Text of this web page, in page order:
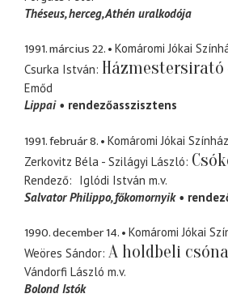
Théseus herceg, Athén uralkodója
1991. március 22.
Komáromi Jókai
Csurka István Házmestersirató
Emőd
Lippai
rendezőasszisztens
1991. február 8.
Komáromi Jókai Színház
Zerkovitz Béla - Szilágyi László
Rendező Iglódi István m.v.
Salvator Philippo főkomornyik
1990. december 14.
Komáromi Jókai
Weöres Sándor A holdbeli
Vándorfi László m.v.
Bolond Istók